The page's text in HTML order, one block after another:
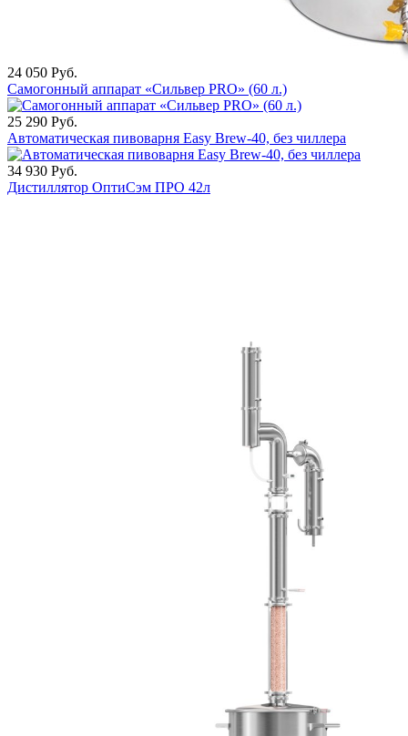
24 050 Руб.
Самогонный аппарат «Сильвер PRO» (60 л.)
25 290 Руб.
Автоматическая пивоварня Easy Brew-40, без чиллера
34 930 Руб.
Дистиллятор ОптиСэм ПРО 42л